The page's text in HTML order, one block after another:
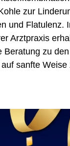
zur
und Flatulenz.
Arztpraxis
Beratung zu
sanfte Weise